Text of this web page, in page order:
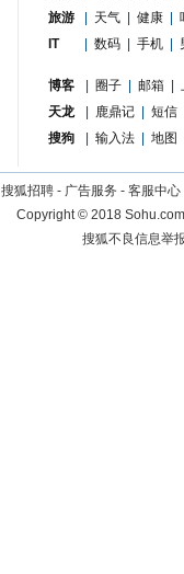
旅游
天气 健康
IT
数码 手机
博客 圈子 邮箱
天龙
鹿鼎记
短信
搜狗
输入法 地图
搜狐招聘 - 广告服务 - 客服中心
Copyright©2018
搜狐不良信息举